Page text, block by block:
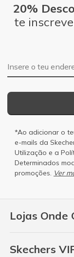
Lojas Onde
Skechers
20%
te
Endereço de e-mail
*Ao adicionar o
e-mails da
Utilização e a
Determinados
promoções. Ver